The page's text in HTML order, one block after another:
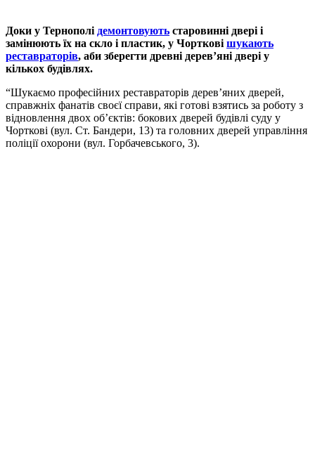
Доки у Тернополідемонтовують старовинні двері і
замінюють їх на скло і пластик, у Чортковішукають
реставраторів, аби зберегти древні дерев’яні двері у
кількох будівлях.
“Шукаємо професійних реставраторів дерев’яних дверей,
справжніх фанатів своєї справи, які готові взятись за роботу з
відновлення двох об’єктів: бокових дверей будівлі суду у
Чорткові (вул. Ст. Бандери, 13) та головних дверей управління
поліції охорони (вул. Горбачевського, 3).